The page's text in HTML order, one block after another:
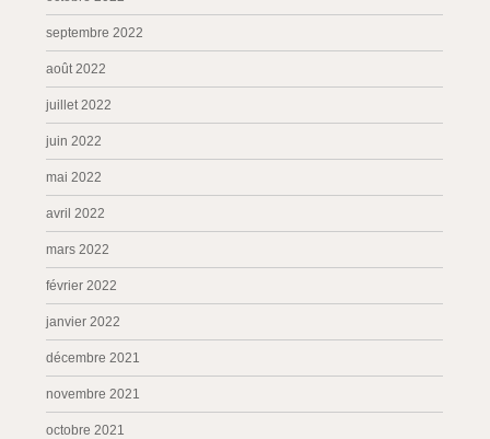
septembre 2022
août 2022
juillet 2022
juin 2022
mai 2022
avril 2022
mars 2022
février 2022
janvier 2022
décembre 2021
novembre 2021
octobre 2021